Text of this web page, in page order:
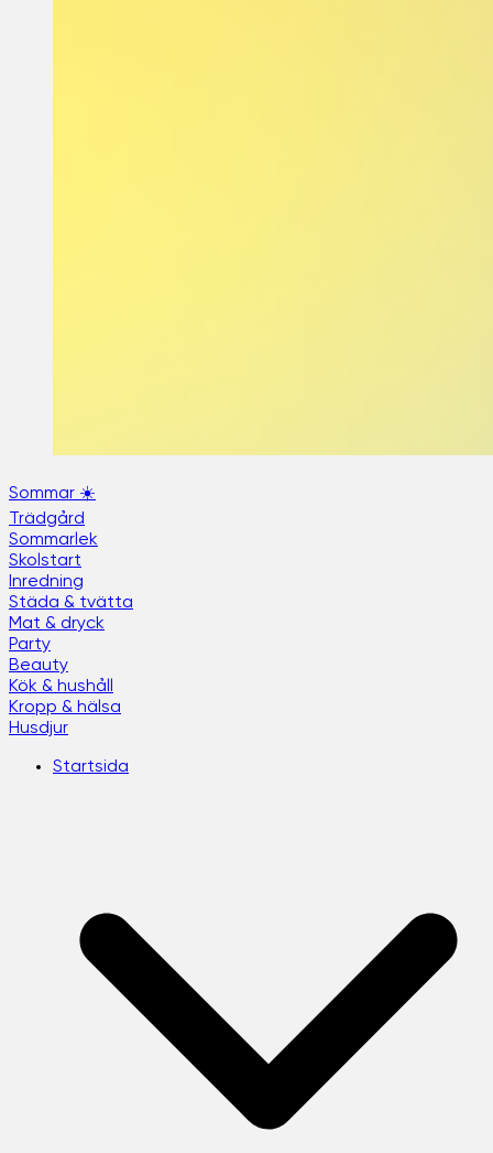
Sommar ☀️
Trädgård
Sommarlek
Skolstart
Inredning
Städa & tvätta
Mat & dryck
Party
Beauty
Kök & hushåll
Kropp & hälsa
Husdjur
Startsida